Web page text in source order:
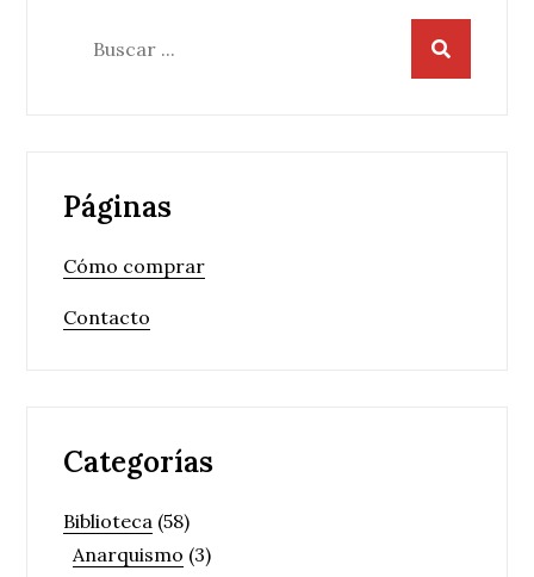
Páginas
Cómo comprar
Contacto
Categorías
Biblioteca (58)
Anarquismo (3)